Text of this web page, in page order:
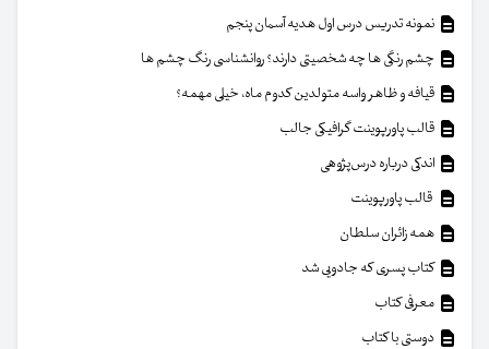
نمونه تدریس درس اول هدیه آسمان پنجم
چشم رنگی ها چه شخصیتی دارند؟ روانشناسی رنگ چشم ها
قیافه و ظاهر واسه متولدین کدوم ماه، خیلی مهمه؟
قالب پاورپوینت گرافیکی جالب
اندکی درباره درس‌پژوهی
قالب پاورپوینت
همه زائران سلطان
کتاب پسری که جادویی شد
معرفی کتاب
دوستی با کتاب